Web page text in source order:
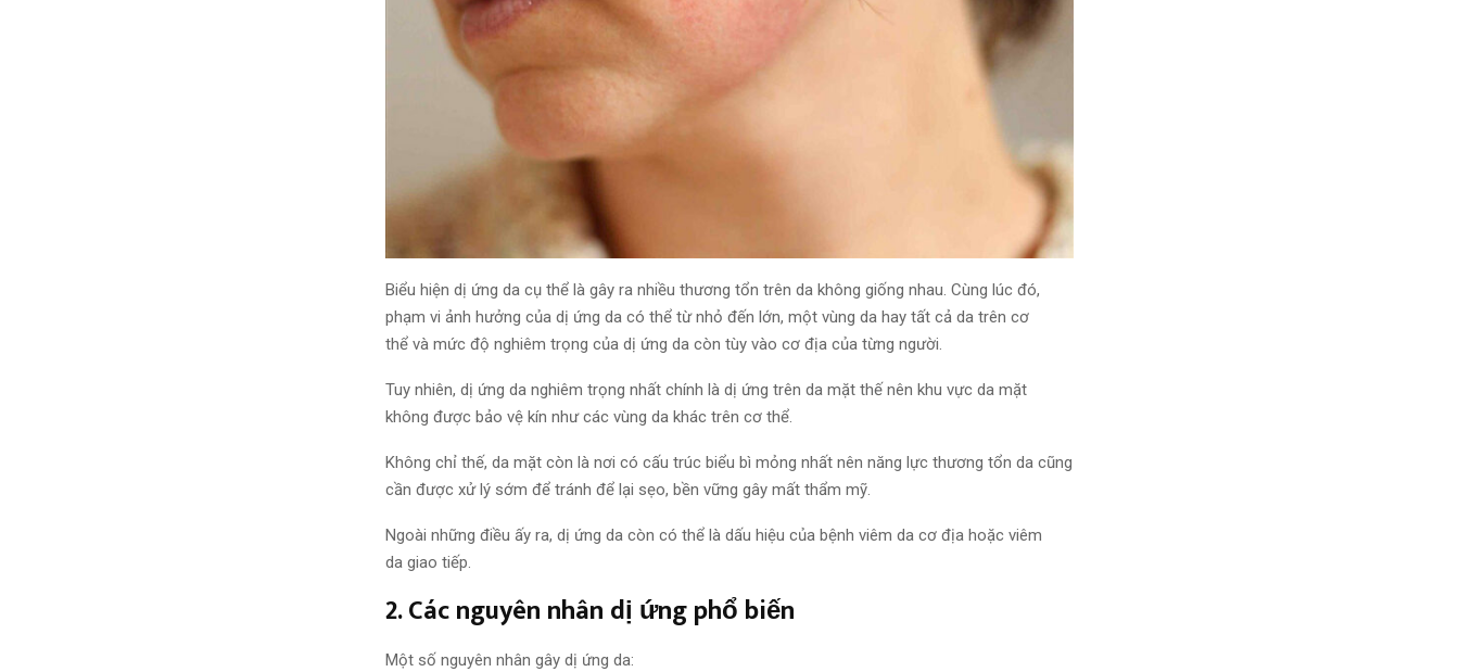
Biểu hiện dị ứng da cụ thể là gây ra nhiều thương tổn trên da không giống nhau. Cùng lúc đó,
phạm vi ảnh hưởng của dị ứng da có thể từ nhỏ đến lớn, một vùng da hay tất cả da trên cơ
thể và mức độ nghiêm trọng của dị ứng da còn tùy vào cơ địa của từng người.
Tuy nhiên, dị ứng da nghiêm trọng nhất chính là dị ứng trên da mặt thế nên khu vực da mặt
không được bảo vệ kín như các vùng da khác trên cơ thể.
Không chỉ thế, da mặt còn là nơi có cấu trúc biểu bì mỏng nhất nên năng lực thương tổn da cũng
cần được xử lý sớm để tránh để lại sẹo, bền vững gây mất thẩm mỹ.
Ngoài những điều ấy ra, dị ứng da còn có thể là dấu hiệu của bệnh viêm da cơ địa hoặc viêm
da giao tiếp.
2. Cácnguyên nhân dị ứng phổ biến
Một số nguyên nhân gây dị ứng da: